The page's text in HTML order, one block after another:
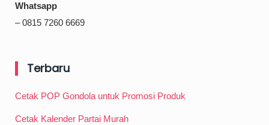
Whatsapp
– 0815 7260 6669
Terbaru
Cetak POP Gondola untuk Promosi Produk
Cetak Kalender Partai Murah